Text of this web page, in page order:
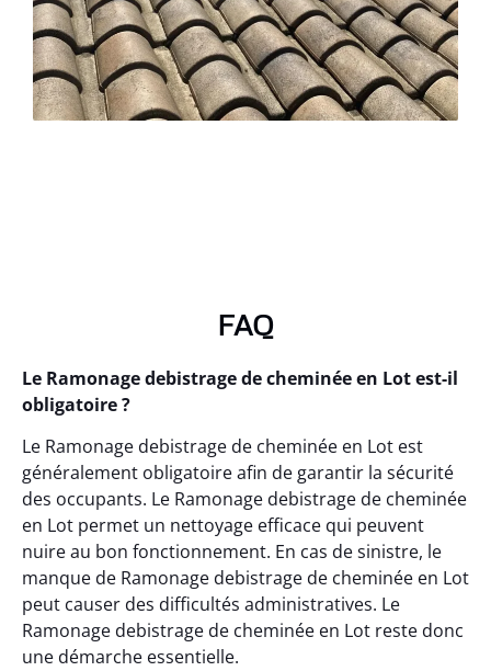
FAQ
Le Ramonage debistrage de cheminée en Lot est-il
obligatoire ?
Le Ramonage debistrage de cheminée en Lot est
généralement obligatoire afin de garantir la sécurité
des occupants. Le Ramonage debistrage de cheminée
en Lot permet un nettoyage efficace qui peuvent
nuire au bon fonctionnement. En cas de sinistre, le
manque de Ramonage debistrage de cheminée en Lot
peut causer des difficultés administratives. Le
Ramonage debistrage de cheminée en Lot reste donc
une démarche essentielle.